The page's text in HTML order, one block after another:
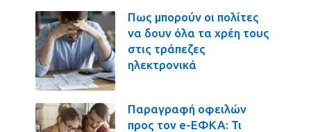
Πως μπορούν οι πολίτες
να δουν όλα τα χρέη τους
στις τράπεζες
ηλεκτρονικά
Παραγραφή οφειλών
προς τον e-ΕΦΚΑ: Τι